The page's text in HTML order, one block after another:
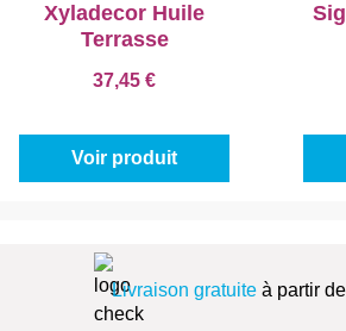
Xyladecor Huile
Terrasse
37,45 €
Voir produit
Livraison gratuiteà partir